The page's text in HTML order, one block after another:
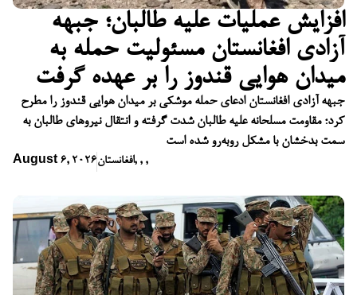
افزایش عملیات علیه طالبان؛ جبهه
آزادی افغانستان مسئولیت حمله به
میدان هوایی قندوز را بر عهده گرفت
جبهه آزادی افغانستان ادعای حمله موشکی بر میدان هوایی قندوز را مطرح
کرد؛ مقاومت مسلحانه علیه طالبان شدت گرفته و انتقال نیروهای طالبان به
سمت بدخشان با مشکل روبه‌رو شده است
August 6, 2026افغانستان, , ,